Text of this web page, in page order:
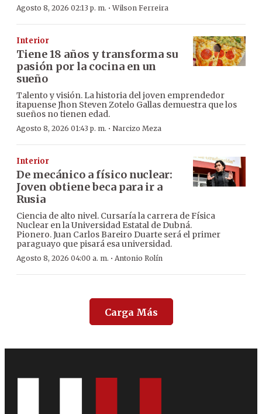
Agosto 8, 2026 02:13 p. m. ·Wilson Ferreira
Interior
Tiene 18 años y transforma su
pasión por la cocina en un
sueño
Talento y visión. La historia del joven emprendedor
itapuense Jhon Steven Zotelo Gallas demuestra que los
sueños no tienen edad.
Agosto 8, 2026 01:43 p. m. · Narcizo Meza
Interior
De mecánico a físico nuclear:
Joven obtiene beca para ir a
Rusia
Ciencia de alto nivel. Cursaría la carrera de Física
Nuclear en la Universidad Estatal de Dubná.
Pionero. Juan Carlos Bareiro Duarte será el primer
paraguayo que pisará esa universidad.
Agosto 8, 2026 04:00 a. m. · Antonio Rolín
Carga Más